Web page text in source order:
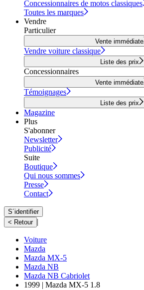
Concessionnaires de motos classiques
Toutes les marques
Vendre
Particulier
Vente immédiate
Vendre voiture classique
Liste des prix
Concessionnaires
Vente immédiate
Témoignages
Liste des prix
Magazine
Plus
S'abonner
Newsletter
Publicité
Suite
Boutique
Qui nous sommes
Presse
Contact
S´identifier
< Retour |
Voiture
Mazda
Mazda MX-5
Mazda NB
Mazda NB Cabriolet
1999 | Mazda MX-5 1.8